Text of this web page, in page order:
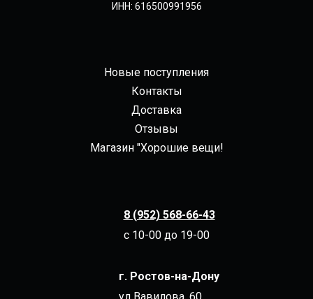
ИНН: 616500991956
Новые поступления
Контакты
Доставка
Отзывы
Магазин "Хорошие вещи!
8 (952) 568-66-43
с 10-00 до 19-00
г. Ростов-на-Дону
ул Вавилова, 60